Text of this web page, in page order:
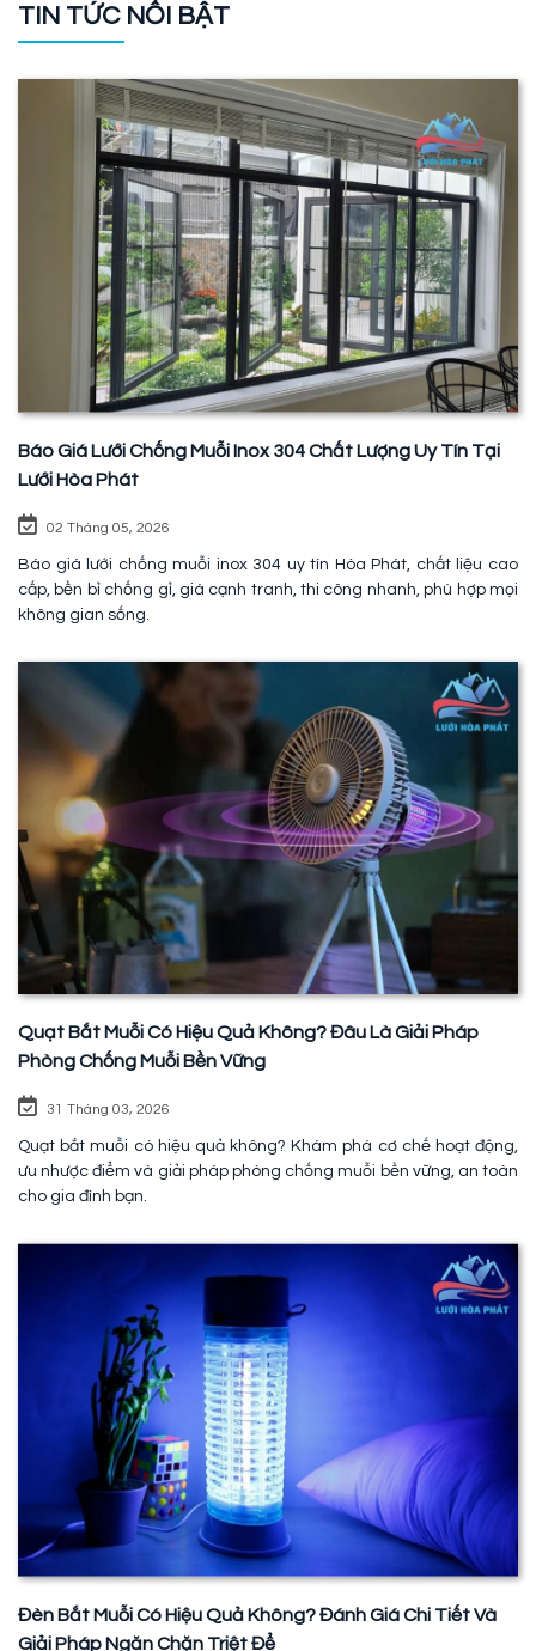
TIN TỨC NỔI BẬT
Báo Giá Lưới Chống Muỗi Inox 304 Chất Lượng Uy Tín Tại
Lưới Hòa Phát
02 Tháng 05, 2026
Báo giá lưới chống muỗi inox 304 uy tín Hòa Phát, chất liệu cao
cấp, bền bỉ chống gỉ, giá cạnh tranh, thi công nhanh, phù hợp mọi
không gian sống.
Quạt Bắt Muỗi Có Hiệu Quả Không? Đâu Là Giải Pháp
Phòng Chống Muỗi Bền Vững
31 Tháng 03, 2026
Quạt bắt muỗi có hiệu quả không? Khám phá cơ chế hoạt động,
ưu nhược điểm và giải pháp phòng chống muỗi bền vững, an toàn
cho gia đình bạn.
Đèn Bắt Muỗi Có Hiệu Quả Không? Đánh Giá Chi Tiết Và
Giải Pháp Ngăn Chặn Triệt Để